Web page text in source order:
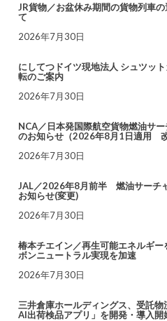
JR貨物／お盆休み期間の貨物列車
て
2026年7月30日
にしてつドイツ現地法人 シュツッ
転のご案内
2026年7月30日
NCA／日本発国際航空貨物燃油サ
のお知らせ（2026年8月1日適用 改
2026年7月30日
JAL／2026年8月前半 燃油サーチ
お知らせ(変更)
2026年7月30日
椿本チエイン／再生可能エネルギー
ボンニュートラル実現を加速
2026年7月30日
三井倉庫ホールディングス、受託物
AI出荷検品アプリ」を開発・導入開